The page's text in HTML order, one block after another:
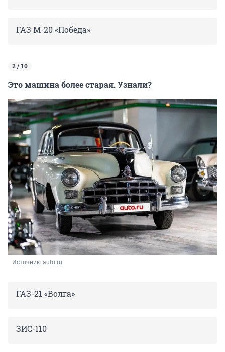
ГАЗ М-20«Победа»
2 / 10
Это машина более старая. Узнали?
Источник: auto.ru
ГАЗ-21 «Волга»
ЗИС-110